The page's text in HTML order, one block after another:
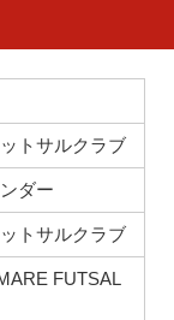
トサルクラブ
ダー
トサルクラブ
FUTSAL